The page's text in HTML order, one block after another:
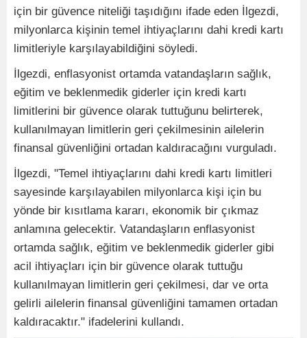
için bir güvence niteliği taşıdığını ifade eden İlgezdi,
milyonlarca kişinin temel ihtiyaçlarını dahi kredi kartı
limitleriyle karşılayabildiğini söyledi.
İlgezdi, enflasyonist ortamda vatandaşların sağlık,
eğitim ve beklenmedik giderler için kredi kartı
limitlerini bir güvence olarak tuttuğunu belirterek,
kullanılmayan limitlerin geri çekilmesinin ailelerin
finansal güvenliğini ortadan kaldıracağını vurguladı.
İlgezdi, "Temel ihtiyaçlarını dahi kredi kartı limitleri
sayesinde karşılayabilen milyonlarca kişi için bu
yönde bir kısıtlama kararı, ekonomik bir çıkmaz
anlamına gelecektir. Vatandaşların enflasyonist
ortamda sağlık, eğitim ve beklenmedik giderler gibi
acil ihtiyaçları için bir güvence olarak tuttuğu
kullanılmayan limitlerin geri çekilmesi, dar ve orta
gelirli ailelerin finansal güvenliğini tamamen ortadan
kaldıracaktır." ifadelerini kullandı.